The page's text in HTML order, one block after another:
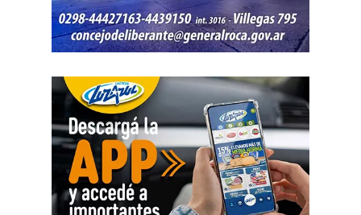
años antes, nadie se habría animado a arriesgarse; y si lo
hiciéramos dentro de cinco años, el nivel de daño y de
pérdida en nuestras chacras y en nuestras producciones
justo», afirmó.